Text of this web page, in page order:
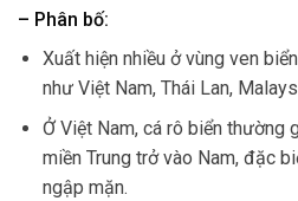
– Phân bố:
Xuất hiện nhiều ở vùng ven
như Việt Nam, Thái Lan,
Ở Việt Nam, cá rô biển thường
miền Trung trở vào Nam, đặc
ngập mặn.